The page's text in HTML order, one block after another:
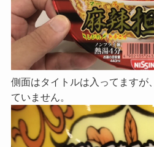
側面はタイトルは入ってますが
ていません。